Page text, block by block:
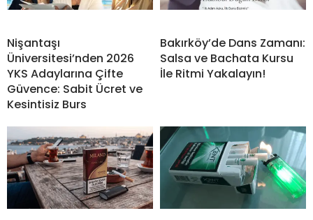
Nişantaşı
Üniversitesi’nden 2026
YKS Adaylarına Çifte
Güvence: Sabit Ücret ve
Kesintisiz Burs
Bakırköy’de Dans Zamanı:
Salsa ve Bachata Kursu
İle Ritmi Yakalayın!